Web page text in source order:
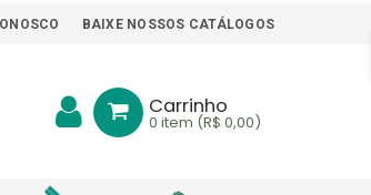
BAIXE NOSSOS CATÁLOGOS
Carrinho
0 item (R$ 0,00)